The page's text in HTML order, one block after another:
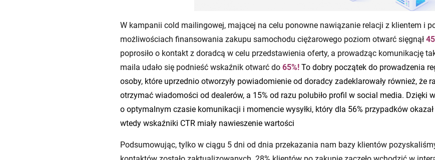
W kampanii cold mailingowej, mającej na celu ponowne nawiązanie relacji z klientem i
możliwościach finansowania zakupu samochodu ciężarowego poziom otwarć sięgnął
poprosiło o kontakt z doradcą w celu przedstawienia oferty, a prowadząc komunikację
maila udało się podnieść wskaźnik otwarć do65%! To dobry początek do prowadzenia
osoby, które uprzednio otworzyły powiadomienie od doradcy zadeklarowały również, że
otrzymać wiadomości od dealerów, a 15% od razu polubiło profil w social media. Dzięki
o optymalnym czasie komunikacji i momencie wysyłki, który dla 56% przypadków
wtedy wskaźniki CTR miały nawieszenie wartości
Podsumowując, tylko w ciągu 5 dni od dnia przekazania nam bazy klientów